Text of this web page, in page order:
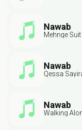
Nawab
Mehnge
Nawab
Qessa
Nawab
Walking